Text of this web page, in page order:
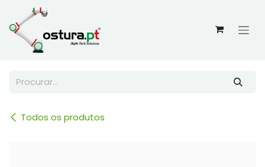
Skip to Content
Todos os produtos